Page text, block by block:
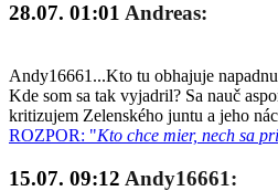
28.07. 01:01 Andreas:
Andy16661...Kto tu obhajuje
Kde som sa tak vyjadril? Sa nauč
kritizujem Zelenského juntu a jeho
ROZPOR: "Kto chce mier, nech sa
15.07. 09:12 Andy16661: